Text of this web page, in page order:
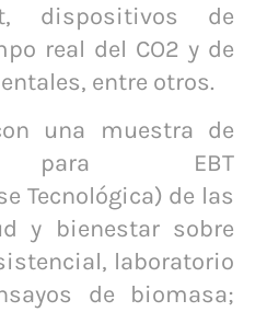
dispositivos de
real del CO2 y de
entre otros.
una muestra de
para EBT
Tecnológica) de las
y bienestar sobre
laboratorio
de biomasa;